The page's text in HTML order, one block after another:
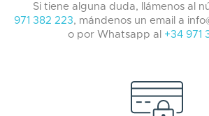
Si tiene alguna duda, llámenos al
971 382 223, mándenos un email a
o por Whatsapp al +34 971